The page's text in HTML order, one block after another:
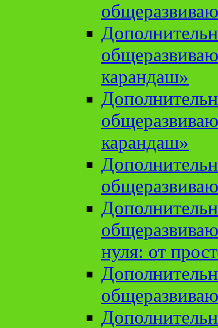
карандаш»
карандаш»
нуля: от